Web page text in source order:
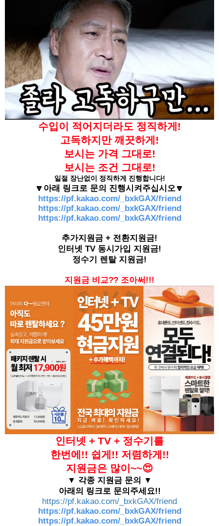
수입이 적어지더라도 정직하게!
고독하지만 깨끗하게!
보시는 가격 그대로!
보시는 조건 그대로!
일절 장난없이 정직하게 진행합니다!
🔽아래 링크로 문의 진행시켜주십시오🔽
https://pf.kakao.com/_bxkGAX/friend
https://pf.kakao.com/_bxkGAX/friend
https://pf.kakao.com/_bxkGAX/friend
추가지원금 + 전환지원금!
인터넷 TV 동시가입 지원금!
정수기 렌탈 지원금!
지원금 비교?? 조아써!!!
인터넷 + TV + 정수기를
한번에!! 쉽게!! 저렴하게!!
지원금은 많이~~😍
▼ 각종 지원금 문의 ▼
아래의 링크로 문의주세요!!
https://pf.kakao.com/_bxkGAX/friend
https://pf.kakao.com/_bxkGAX/friend
https://pf.kakao.com/_bxkGAX/friend